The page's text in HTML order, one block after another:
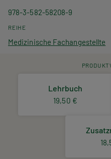
978-3-582-58208-9
REIHE
Medizinische Fachangestellte
Lehrbuch
19,50 €